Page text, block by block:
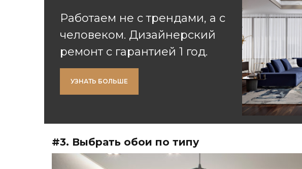
Работаем не с трендами, а с
человеком. Дизайнерский
ремонт с гарантией 1 год.
УЗНАТЬ БОЛЬШЕ
#3. Выбрать обои по типу